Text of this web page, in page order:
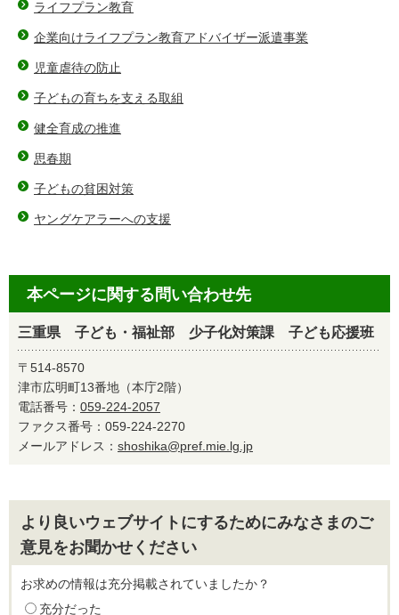
ライフプラン教育
企業向けライフプラン教育アドバイザー派遣事業
児童虐待の防止
子どもの育ちを支える取組
健全育成の推進
思春期
子どもの貧困対策
ヤングケアラーへの支援
本ページに関する問い合わせ先
三重県 子ども・福祉部 少子化対策課 子ども応援班
〒514-8570
津市広明町13番地（本庁2階）
電話番号： 059-224-2057
ファクス番号：059-224-2270
メールアドレス： shoshika@pref.mie.lg.jp
より良いウェブサイトにするためにみなさまのご
意見をお聞かせください
お求めの情報は充分掲載されていましたか？
充分だった